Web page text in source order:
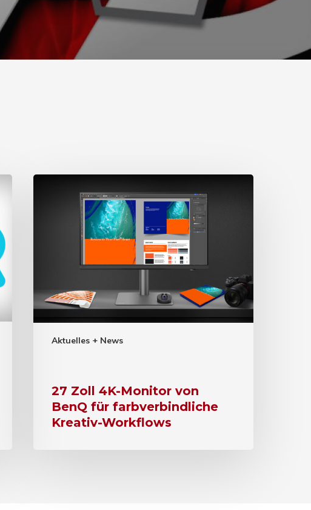
Aktuelles + News
27 Zoll 4K-Monitor von
BenQ für farbverbindliche
Kreativ-Workflows